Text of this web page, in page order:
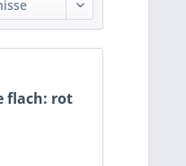
flach: rot